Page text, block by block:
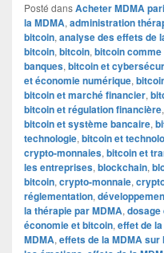
Posté dansAcheter MDMA
la MDMA, administration
bitcoin, analyse des effets de
bitcoin, bitcoin, bitcoin comme
banques, bitcoin et
et économie numérique,
bitcoin et marché financier,
bitcoin et régulation financière,
bitcoin et système bancaire,
technologie, bitcoin et
crypto-monnaies, bitcoin et
les entreprises, blockchain,
bitcoin, crypto-monnaie,
réglementation,
la thérapie par MDMA, dosage
économie et bitcoin, effet de
MDMA, effets de la MDMA sur